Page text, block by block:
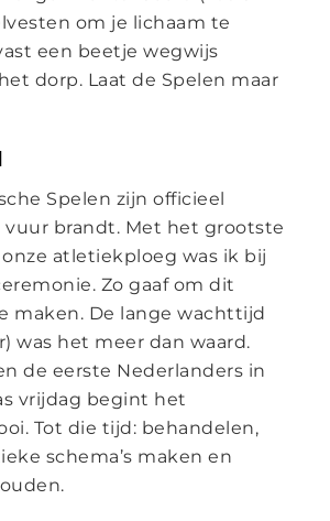
om je lichaam te
een beetje wegwijs
dorp. Laat de Spelen maar
Spelen zijn officieel
brandt. Met het grootste
atletiekploeg was ik bij
Zo gaaf om dit
maken. De lange wachttijd
was het meer dan waard.
de eerste Nederlanders in
vrijdag begint het
Tot die tijd: behandelen,
schema’s maken en